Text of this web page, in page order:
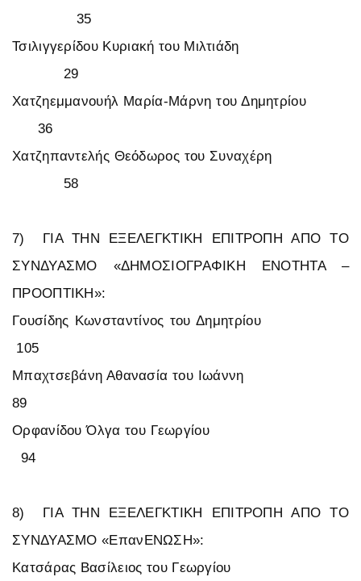
35
Τσιλιγγερίδου Κυριακή του Μιλτιάδη
29
Χατζηεμμανουήλ Μαρία-Μάρνη του Δημητρίου
36
Χατζηπαντελής Θεόδωρος του Συναχέρη
58
7) ΓΙΑ ΤΗΝ ΕΞΕΛΕΓΚΤΙΚΗ ΕΠΙΤΡΟΠΗ ΑΠΟ ΤΟ
ΣΥΝΔΥΑΣΜΟ «ΔΗΜΟΣΙΟΓΡΑΦΙΚΗ ΕΝΟΤΗΤΑ –
ΠΡΟΟΠΤΙΚΗ»:
Γουσίδης Κωνσταντίνος του Δημητρίου
105
Μπαχτσεβάνη Αθανασία του Ιωάννη
89
Ορφανίδου Όλγα του Γεωργίου
94
8) ΓΙΑ ΤΗΝ ΕΞΕΛΕΓΚΤΙΚΗ ΕΠΙΤΡΟΠΗ ΑΠΟ ΤΟ
ΣΥΝΔΥΑΣΜΟ «ΕπανΕΝΩΣΗ»:
Κατσάρας Βασίλειος του Γεωργίου